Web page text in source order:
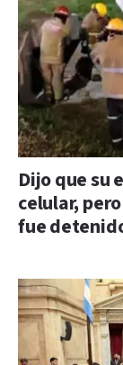
Dijo que su
celular,
fue